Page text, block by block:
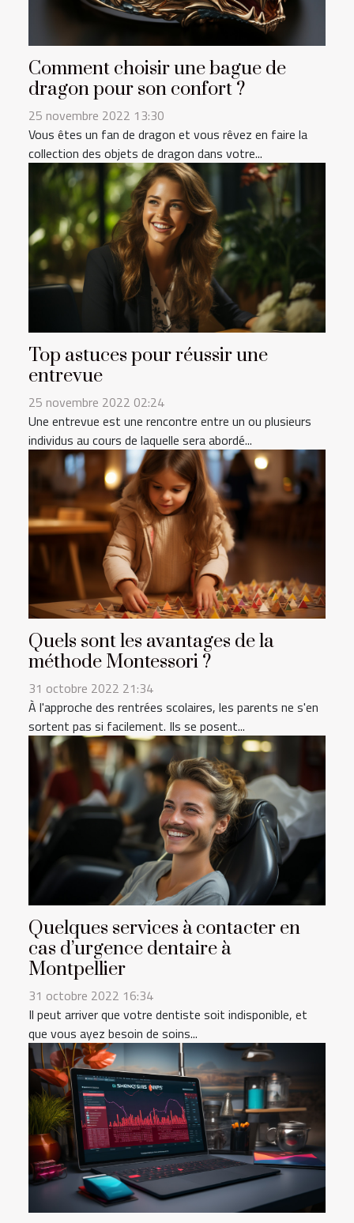
Comment choisir une bague de
dragon pour son confort ?
25 novembre 2022 13:30
Vous êtes un fan de dragon et vous rêvez en faire la
collection des objets de dragon dans votre...
Top astuces pour réussir une
entrevue
25 novembre 2022 02:24
Une entrevue est une rencontre entre un ou plusieurs
individus au cours de laquelle sera abordé...
Quels sont les avantages de la
méthode Montessori ?
31 octobre 2022 21:34
À l'approche des rentrées scolaires, les parents ne s'en
sortent pas si facilement. Ils se posent...
Quelques services à contacter en
cas d’urgence dentaire à
Montpellier
31 octobre 2022 16:34
Il peut arriver que votre dentiste soit indisponible, et
que vous ayez besoin de soins...